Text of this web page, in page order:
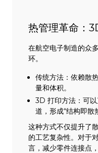
热管理革命：
在航空电子制造的众
环。
传统方法：依赖散
量和体积。
3D 打印方法：可
道，形成“结构即散
这种方式不仅提升了
的工艺复杂性。对于
言，减少零件连接点